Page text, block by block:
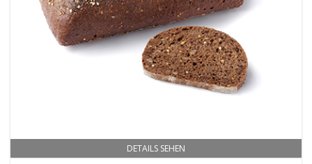
DETAILS SEHEN